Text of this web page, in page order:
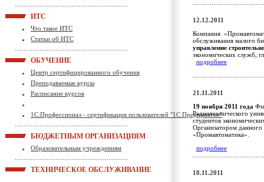
ИТС
Что такое ИТС
Статьи об ИТС
ОБУЧЕНИЕ
Центр сертифицированного обучения
Преподаваемые курсы
Расписание курсов
1С:Профессионал - сертификация пользователей "1С:Предприятие"
БЮДЖЕТНЫМ ОРГАНИЗАЦИЯМ
Образовательным учреждениям
ТЕХНИЧЕСКОЕ ОБСЛУЖИВАНИЕ
12.12.2011
Компания
обслуживания малого
управление
экономических служб,
подробнее
21.11.2011
19 ноября 2011 года
Радиотехнического
студентов
Организатором данного
«Промавтоматика».
подробнее
18.11.2011